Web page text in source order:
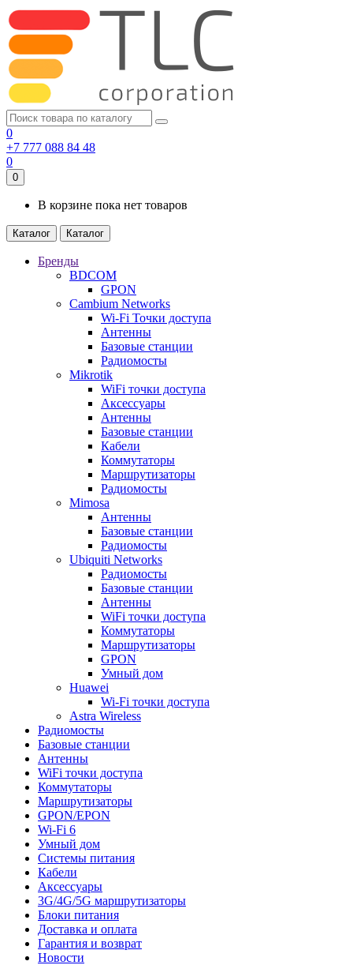
0
+7 777 088 84 48
0
0
В корзине пока нет товаров
Каталог Каталог
Бренды
BDCOM
GPON
Cambium Networks
Wi-Fi Точки доступа
Антенны
Базовые станции
Радиомосты
Mikrotik
WiFi точки доступа
Аксессуары
Антенны
Базовые станции
Кабели
Коммутаторы
Маршрутизаторы
Радиомосты
Mimosa
Антенны
Базовые станции
Радиомосты
Ubiquiti Networks
Радиомосты
Базовые станции
Антенны
WiFi точки доступа
Коммутаторы
Маршрутизаторы
GPON
Умный дом
Huawei
Wi-Fi точки доступа
Astra Wireless
Радиомосты
Базовые станции
Антенны
WiFi точки доступа
Коммутаторы
Маршрутизаторы
GPON/EPON
Wi-Fi 6
Умный дом
Системы питания
Кабели
Аксессуары
3G/4G/5G маршрутизаторы
Блоки питания
Доставка и оплата
Гарантия и возврат
Новости